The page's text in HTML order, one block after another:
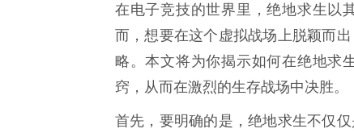
在电子竞技的世界里，绝地求生以
而，想要在这个虚拟战场上脱颖而
略。本文将为你揭示如何在绝地求
窍，从而在激烈的生存战场中决胜。
首先，要明确的是，绝地求生不仅